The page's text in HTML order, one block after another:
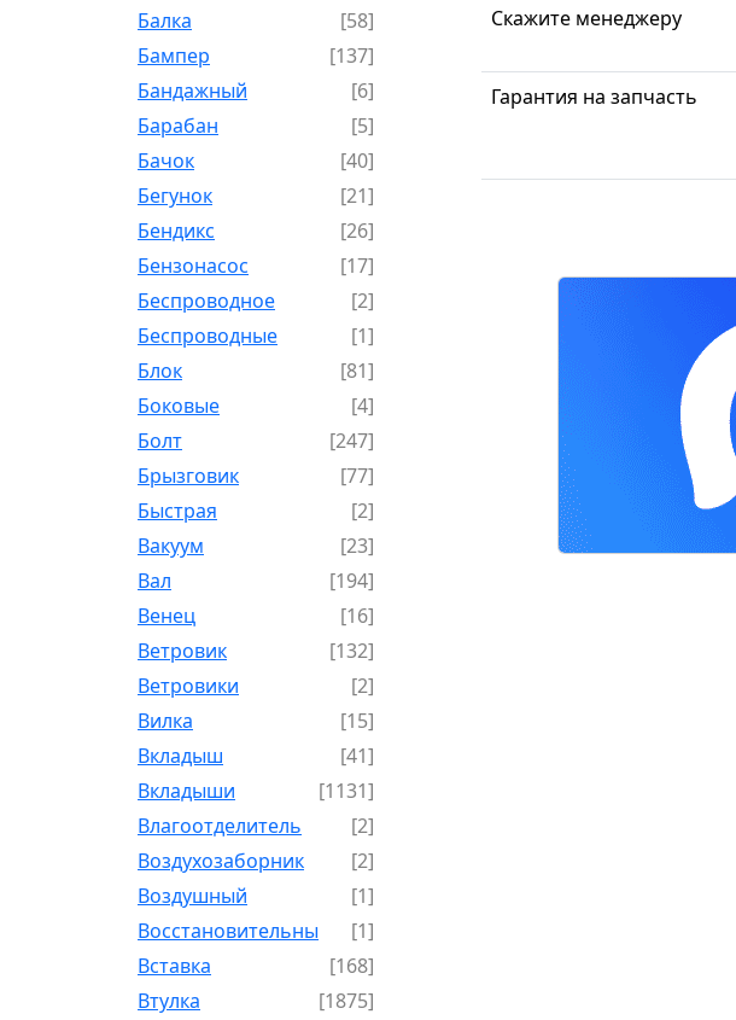
Балка
[58]
Бампер
[137]
Бандажный
[6]
Барабан
[5]
Бачок
[40]
Бегунок
[21]
Бендикс
[26]
Бензонасос
[17]
Беспроводное
[2]
Беспроводные
[1]
Блок
[81]
Боковые
[4]
Болт
[247]
Брызговик
[77]
Быстрая
[2]
Вакуум
[23]
Вал
[194]
Венец
[16]
Ветровик
[132]
Ветровики
[2]
Вилка
[15]
Вкладыш
[41]
Вкладыши
[1131]
Влагоотделитель
[2]
Воздухозаборник
[2]
Воздушный
[1]
Восстановительный
[1]
Вставка
[168]
Втулка
[1875]
Скажите менеджеру
Гарантия на запчасть